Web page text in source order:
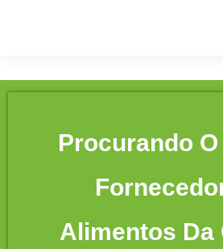
Procurando
Alimentos Da